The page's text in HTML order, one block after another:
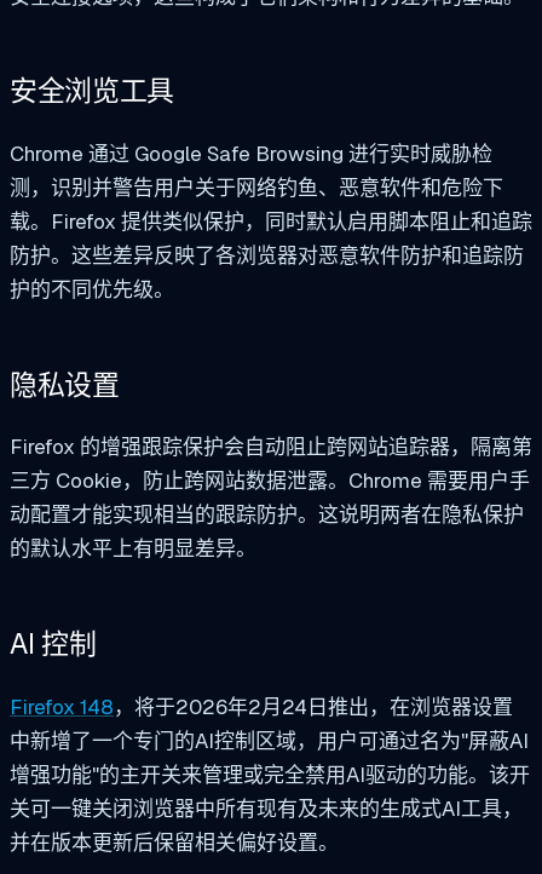
安全浏览工具
Chrome 通过 Google Safe Browsing 进行实时威胁检
测，识别并警告用户关于网络钓鱼、恶意软件和危险下
载。Firefox 提供类似保护，同时默认启用脚本阻止和追踪
防护。这些差异反映了各浏览器对恶意软件防护和追踪防
护的不同优先级。
隐私设置
Firefox 的增强跟踪保护会自动阻止跨网站追踪器，隔离第
三方 Cookie，防止跨网站数据泄露。Chrome 需要用户手
动配置才能实现相当的跟踪防护。这说明两者在隐私保护
的默认水平上有明显差异。
AI 控制
Firefox 148，将于2026年2月24日推出，在浏览器设置
中新增了一个专门的AI控制区域，用户可通过名为"屏蔽AI
增强功能"的主开关来管理或完全禁用AI驱动的功能。该开
关可一键关闭浏览器中所有现有及未来的生成式AI工具，
并在版本更新后保留相关偏好设置。